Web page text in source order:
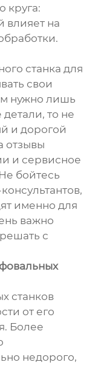
круга:
влияет на
станка для
свои
нужно лишь
то не
и дорогой
отзывы
и сервисное
бойтесь
именно для
важно
с
станков
от его
Более
недорого,